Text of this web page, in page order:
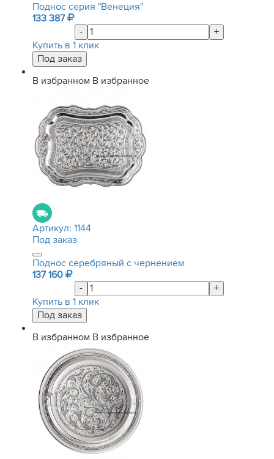
Поднос серия "Венеция"
133 387
-
+
Купить в 1 клик
В избранном В избранное
Артикул: 1144
Под заказ
Поднос серебряный с чернением
137 160
-
+
Купить в 1 клик
В избранном В избранное